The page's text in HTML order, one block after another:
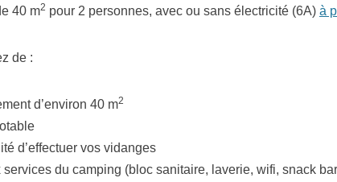
40 m2 pour 2 personnes, avec ou sans électricité (6A) à
de :
d’environ 40 m2
d’effectuer vos vidanges
services du camping (bloc sanitaire, laverie, wifi, snack